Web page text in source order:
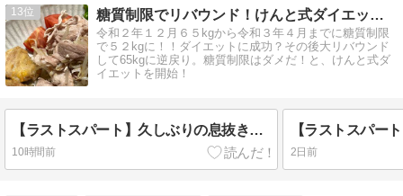
13 糖質制限でリバウンド！けんと式ダイエットに挑戦中！
令和２年１２月６５kgから令和３年４月までに糖質制限
で５２kgに！！ダイエットに成功？その後大リバウンド
して65kgに逆戻り。糖質制限はダメだ！と、けんと式ダ
イエットを開始！
【ラストスパート】久しぶりの息抜きとお盆休み中の過ごし方目標
10時間前 2日前